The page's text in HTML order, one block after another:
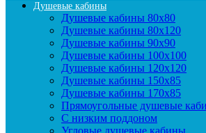
Душевые кабины
Душевые кабины 80x80
Душевые кабины 80x120
Душевые кабины 90х90
Душевые кабины 100x100
Душевые кабины 120x120
Душевые кабины 150x85
Душевые кабины 170x85
Прямоугольные душевые
С низким поддоном
Угловые душевые кабины